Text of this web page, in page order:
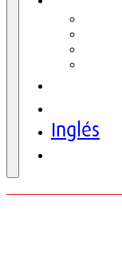
Inglés